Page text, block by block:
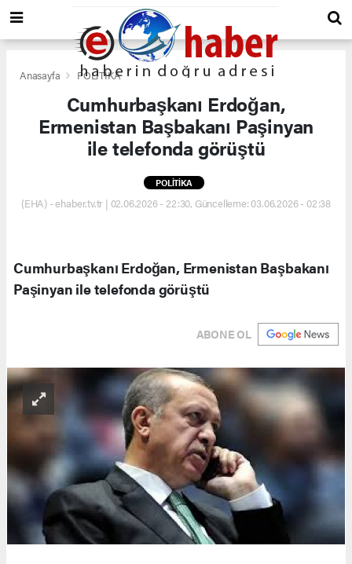
Anasayfa POLİTİKA
Cumhurbaşkanı Erdoğan,
Ermenistan Başbakanı Paşinyan
ile telefonda görüştü
POLİTİKA
(EHA) - ehaber.tv.tr | 02.06.2026 - 22:30, Güncelleme: 03.06.2026 - 02:38
Cumhurbaşkanı Erdoğan, Ermenistan Başbakanı
Paşinyan ile telefonda görüştü
ABONE OL